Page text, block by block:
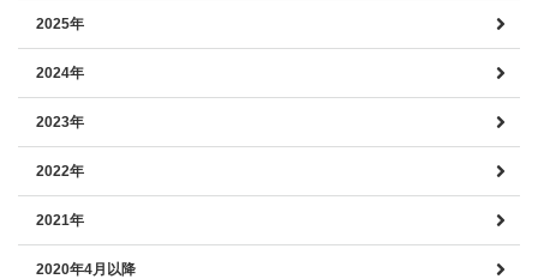
2025年
2024年
2023年
2022年
2021年
2020年4月以降